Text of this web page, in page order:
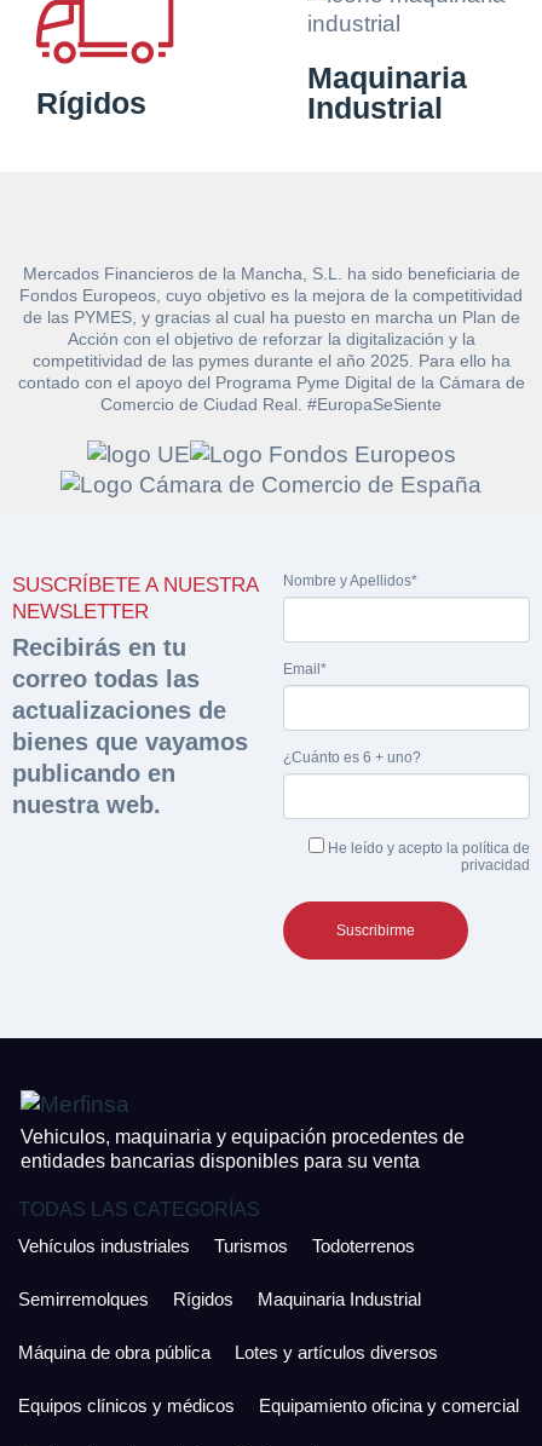
Rígidos
Maquinaria
Industrial
Mercados Financieros de la Mancha, S.L. ha sido beneficiaria de
Fondos Europeos, cuyo objetivo es la mejora de la competitividad
de las PYMES, y gracias al cual ha puesto en marcha un Plan de
Acción con el objetivo de reforzar la digitalización y la
competitividad de las pymes durante el año 2025. Para ello ha
contado con el apoyo del Programa Pyme Digital de la Cámara de
Comercio de Ciudad Real. #EuropaSeSiente
SUSCRÍBETE A NUESTRA
NEWSLETTER
Recibirás en tu
correo todas las
actualizaciones de
bienes que vayamos
publicando en
nuestra web.
Nombre y Apellidos*
Email*
¿Cuánto es 6 + uno?
He leído y acepto la política de
privacidad
Vehiculos, maquinaria y equipación procedentes de
entidades bancarias disponibles para su venta
TODAS LAS CATEGORÍAS
Vehículos industriales
Turismos Todoterrenos
Semirremolques Rígidos Maquinaria Industrial
Máquina de obra pública Lotes y artículos diversos
Equipos clínicos y médicos Equipamiento oficina y comercial
Solicitar
sobre la peritación
Rellene este formulario y recibirá en su email el
enlace para descargar la documentación
Nombre y Apellidos*
Email*
Teléfono*
Nombre y Apellidos*
Sobre Merfinsa
Venta de bienes muebles
Vehículos
Maquinaria Industrial